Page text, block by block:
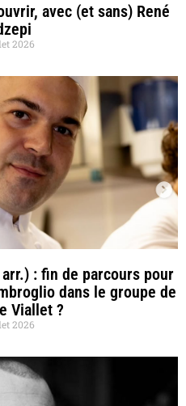
avec (et sans) René
2026
: fin de parcours pour
dans le groupe de
Viallet ?
2026